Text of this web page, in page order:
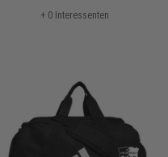
+ 0 Interessenten